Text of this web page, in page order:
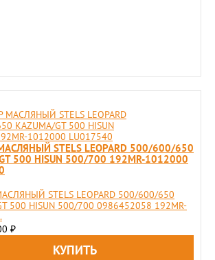
STELS LEOPARD 500/600/650
500 HISUN 500/700 192MR-1012000
STELS LEOPARD 500/600/650
500 HISUN 500/700 0986452058 192MR-
₽